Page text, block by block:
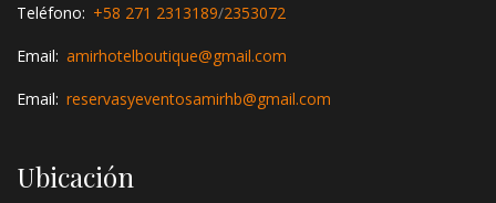
Teléfono: +58 271 2313189/2353072
Email: amirhotelboutique@gmail.com
Email: reservasyeventosamirhb@gmail.com
Ubicación